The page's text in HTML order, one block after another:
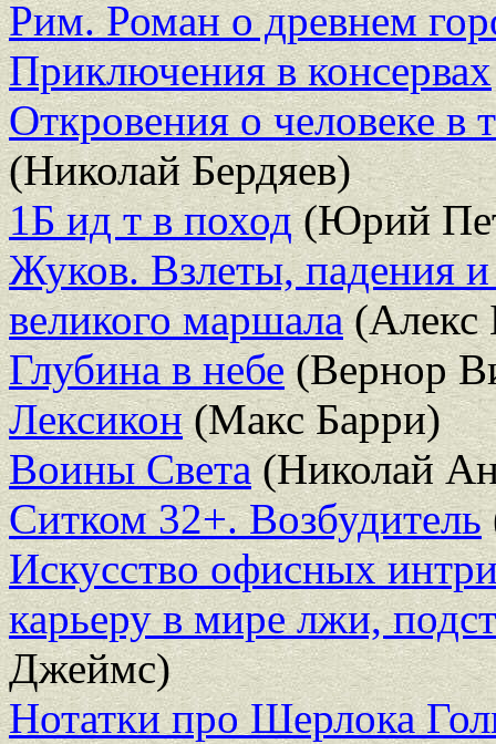
Рим. Роман о древнем
Приключения в консервах
Откровения о человеке в
(Николай Бердяев)
1Б ид т в поход(Юрий
Жуков. Взлеты, падения
великого маршала(Алекс
Глубина в небе(Вернор
Лексикон(Макс Барри)
Воины Света(Николай
Ситком 32+. Возбудитель
Искусство офисных
карьеру в мире лжи,
Джеймс)
Нотатки про Шерлока